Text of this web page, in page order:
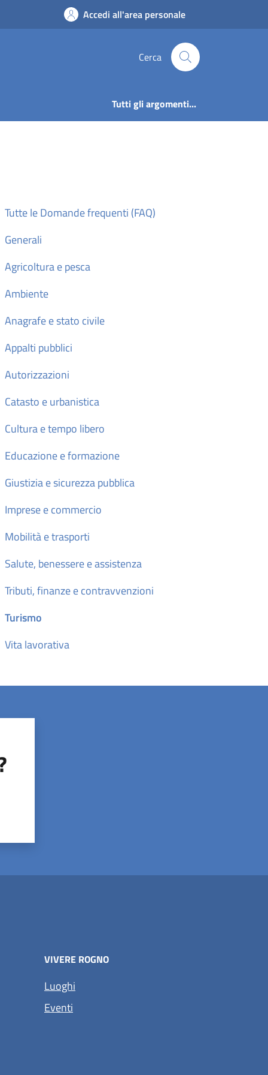
Accedi all'area personale
Cerca
Tutti gli argomenti...
Tutte le Domande frequenti (FAQ)
Generali
Agricoltura e pesca
Ambiente
Anagrafe e stato civile
Appalti pubblici
Autorizzazioni
Catasto e urbanistica
Cultura e tempo libero
Educazione e formazione
Giustizia e sicurezza pubblica
Imprese e commercio
Mobilità e trasporti
Salute, benessere e assistenza
Tributi, finanze e contravvenzioni
Turismo
Vita lavorativa
VIVERE ROGNO
Luoghi
Eventi